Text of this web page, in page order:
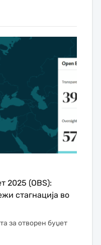
2025 (OBS):
стагнација во
за отворен буџет